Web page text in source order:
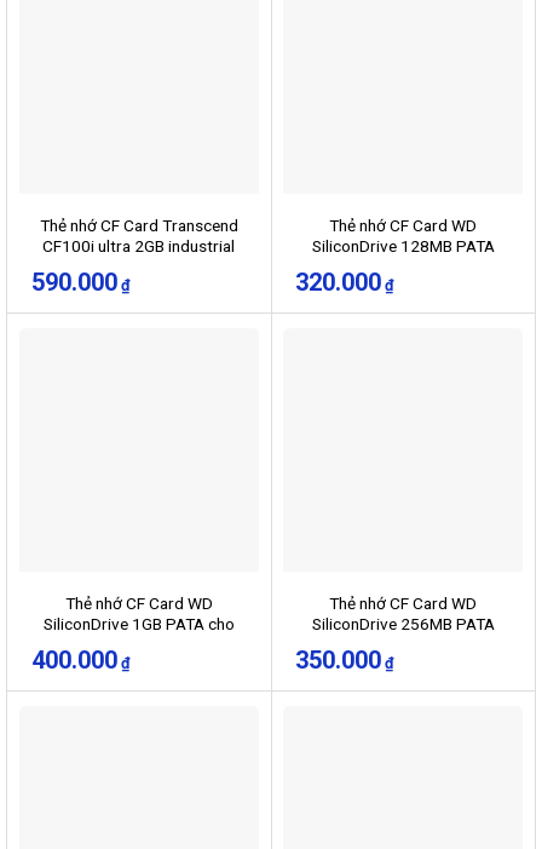
Thẻ nhớ CF Card Transcend
CF100i ultra 2GB industrial
590.000 ₫
Thẻ nhớ CF Card WD
SiliconDrive 128MB PATA
320.000 ₫
Thẻ nhớ CF Card WD
SiliconDrive 1GB PATA cho
400.000 ₫
Thẻ nhớ CF Card WD
SiliconDrive 256MB PATA
350.000 ₫